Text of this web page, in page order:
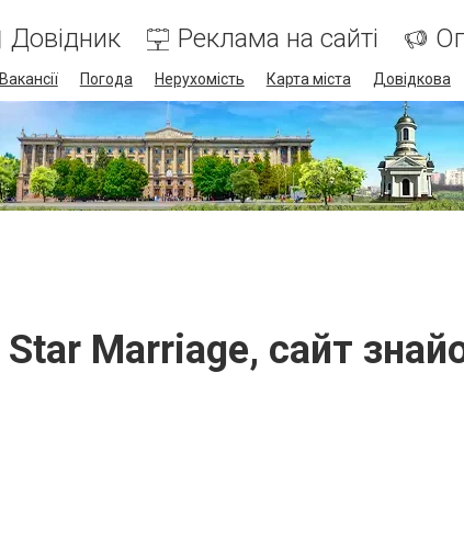
Довідник Реклама на сайті
Вакансії Погода Нерухомість Карта міста Довідкова
Star Marriage, сайт